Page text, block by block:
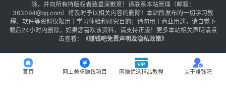
除，并向所有持版权者致最深歉意！请联系本站管理（邮箱：
363094@qq.com）将及时予以相关内容的删除！本站所发布的一切学习教
程、软件等资料仅限用于学习体验和研究目的；请勿用于商业用途，请自觉下
载后24小时内删除，如果您喜欢该资料，请支持正版！更多本站相关声明请点
击查看：
《赚钱吧免责声明及隐私政策》
首页 网上兼职赚钱项目 网赚优选精品教程 关于赚钱吧